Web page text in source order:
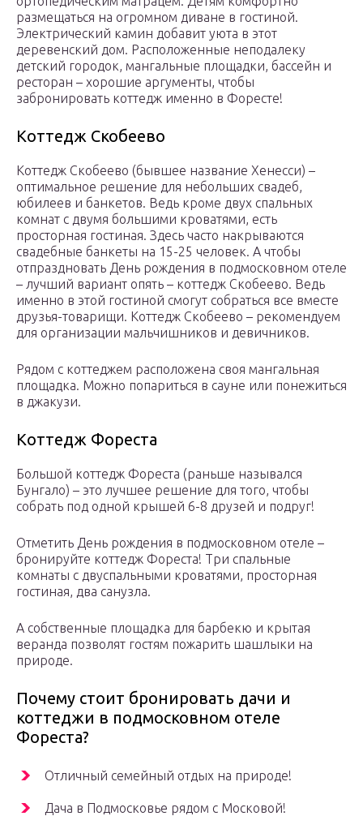
размещаться на огромном диване в гостиной.
Электрический камин добавит уюта в этот
деревенский дом. Расположенные неподалеку
детский городок, мангальные площадки, бассейн и
ресторан – хорошие аргументы, чтобы
забронировать коттедж именно в Форесте!
Коттедж Скобеево
Коттедж Скобеево (бывшее название Хенесси) –
оптимальное решение для небольших свадеб,
юбилеев и банкетов. Ведь кроме двух спальных
комнат с двумя большими кроватями, есть
просторная гостиная. Здесь часто накрываются
свадебные банкеты на 15-25 человек. А чтобы
отпраздновать День рождения в подмосковном отеле
– лучший вариант опять – коттедж Скобеево. Ведь
именно в этой гостиной смогут собраться все вместе
друзья-товарищи. Коттедж Скобеево – рекомендуем
для организации мальчишников и девичников.
Рядом с коттеджем расположена своя мангальная
площадка. Можно попариться в сауне или понежиться
в джакузи.
Коттедж Фореста
Большой коттедж Фореста (раньше назывался
Бунгало) – это лучшее решение для того, чтобы
собрать под одной крышей 6-8 друзей и подруг!
Отметить День рождения в подмосковном отеле –
бронируйте коттедж Фореста! Три спальные
комнаты с двуспальными кроватями, просторная
гостиная, два санузла.
А собственные площадка для барбекю и крытая
веранда позволят гостям пожарить шашлыки на
природе.
Почему стоит бронировать дачи и
коттеджи в подмосковном отеле
Фореста?
Отличный семейный отдых на природе!
Дача в Подмосковье рядом с Московой!